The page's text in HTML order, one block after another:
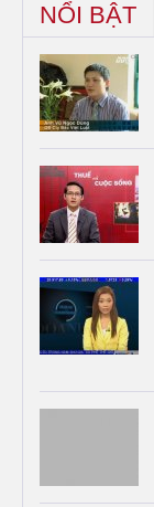
NỔI BẬT